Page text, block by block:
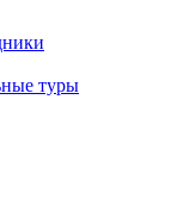
туры